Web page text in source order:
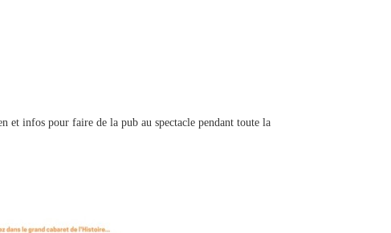
et infos pour faire de la pub au spectacle pendant toute la